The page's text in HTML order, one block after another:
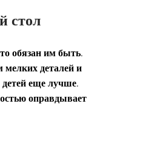
стол
обязан им быть.
мелких деталей и
еще лучше.
оправдывает